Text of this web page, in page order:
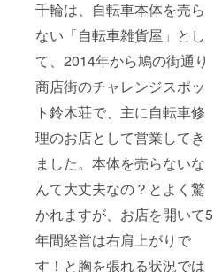
千輪は、自転車本体を売ら
ない「自転車雑貨屋」とし
て、2014年から鳩の街通り
商店街のチャレンジスポッ
ト鈴木荘で、主に自転車修
理のお店として営業してき
ました。本体を売らないな
んて大丈夫なの？とよく驚
かれますが、お店を開いて5
年間経営は右肩上がりで
す！と胸を張れる状況では